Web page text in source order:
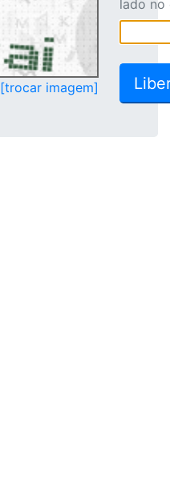
[trocar imagem]
lado no